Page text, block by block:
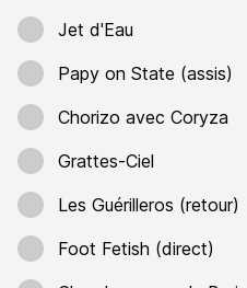
Jet d'Eau
Papy on State (assis)
Chorizo avec Coryza
Grattes-Ciel
Les Guérilleros (retour)
Foot Fetish (direct)